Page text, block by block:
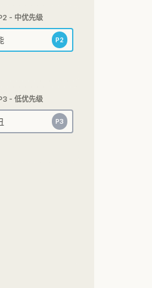
- 中优先级
P2
- 低优先级
P3